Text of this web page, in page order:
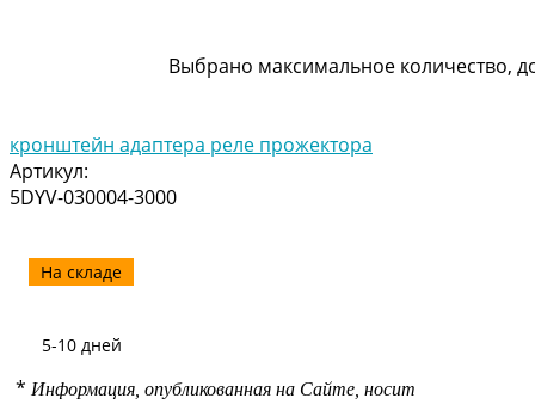
Выбрано максимальное количество,
кронштейн адаптера реле прожектора
Артикул:
5DYV-030004-3000
На складе
5-10 дней
* Информация, опубликованная на Сайте, носит